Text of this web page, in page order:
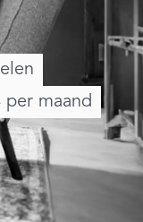
maand